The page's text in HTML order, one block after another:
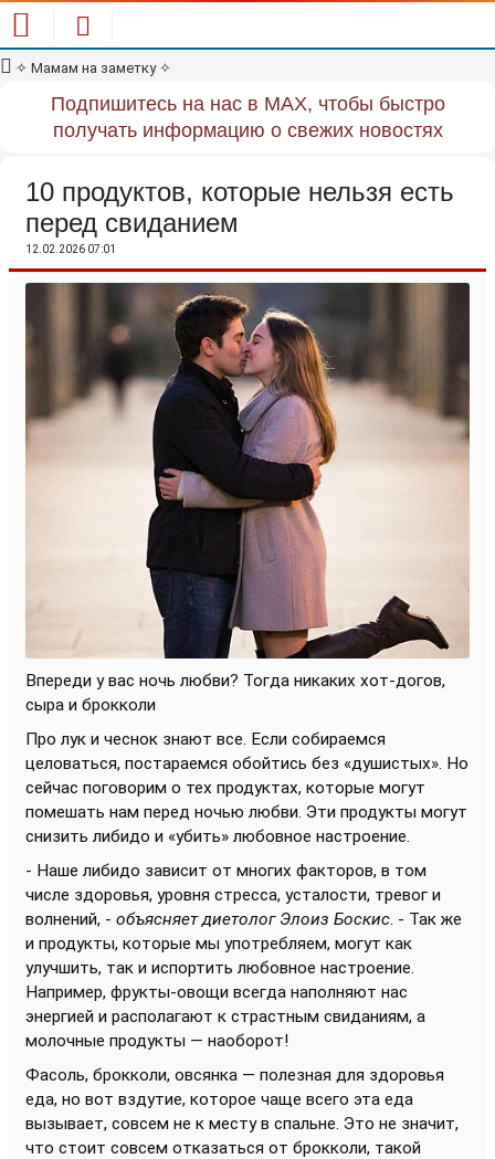
✧ Мамам на заметку✧
Подпишитесь на нас в MAX, чтобы быстро
получать информацию о свежих новостях
10 продуктов, которые нельзя есть
перед свиданием
12.02.2026 07:01
Впереди у вас ночь любви? Тогда никаких хот-догов,
сыра и брокколи
Про лук и чеснок знают все. Если собираемся
целоваться, постараемся обойтись без «душистых». Но
сейчас поговорим о тех продуктах, которые могут
помешать нам перед ночью любви. Эти продукты могут
снизить либидо и «убить» любовное настроение.
- Наше либидо зависит от многих факторов, в том
числе здоровья, уровня стресса, усталости, тревог и
волнений, - объясняет диетолог Элоиз Боскис. - Так же
и продукты, которые мы употребляем, могут как
улучшить, так и испортить любовное настроение.
Например, фрукты-овощи всегда наполняют нас
энергией и располагают к страстным свиданиям, а
молочные продукты — наоборот!
Фасоль, брокколи, овсянка — полезная для здоровья
еда, но вот вздутие, которое чаще всего эта еда
вызывает, совсем не к месту в спальне. Это не значит,
что стоит совсем отказаться от брокколи, такой